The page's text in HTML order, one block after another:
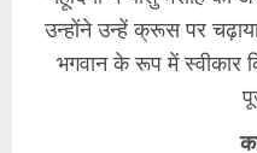
उन्होंने उन्हें क्रूस पर
भगवान के रूप में स्वीकार